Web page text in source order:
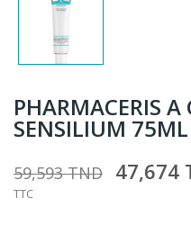
PHARMACERIS A
SENSILIUM 75ML
59,593 TND 47,674
TTC